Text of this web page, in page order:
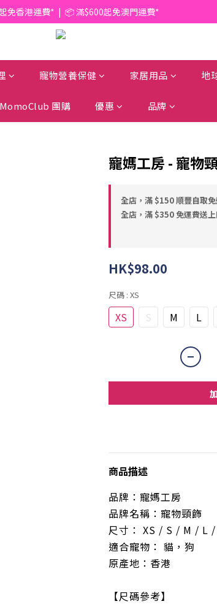
免香港運費*  |  📦 滿$600起免澳門運費*
免香港運費*  |  📦 滿$600起免澳門運費*
件 即減 $6 |  任選* 24件 即減 $30 🥫 (按此了解更多)
免香港運費*  |  📦 滿$600起免澳門運費*
寵物營養保健 家居用品 地
MomoClub 團購 優惠 品牌
寵媽工房 - 寵物
全店，滿 $150 順豐自取
全店，滿 $350 免運費送
HK$98.00
尺碼 : XS
XS S M L
商品描述
品牌：寵媽工房
品牌名稱：寵物頸飾
尺寸： XS / S / M / L
適合寵物： 貓，狗
原產地：香港
【尺碼參考】